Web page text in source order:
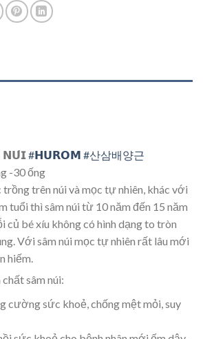
𝗡𝗨́𝗜#𝗛𝗨𝗥𝗢𝗠 #산삼배양근
-30 ống
trồng trên núi và mọc tự nhiên, khác với
tuổi thì sâm núi từ 10 năm đến 15 năm
củ bé xíu không có hình dạng to tròn
Với sâm núi mọc tự nhiên rất lâu mới
hiếm.
sâm núi:
cường sức khoẻ, chống mệt mỏi, suy